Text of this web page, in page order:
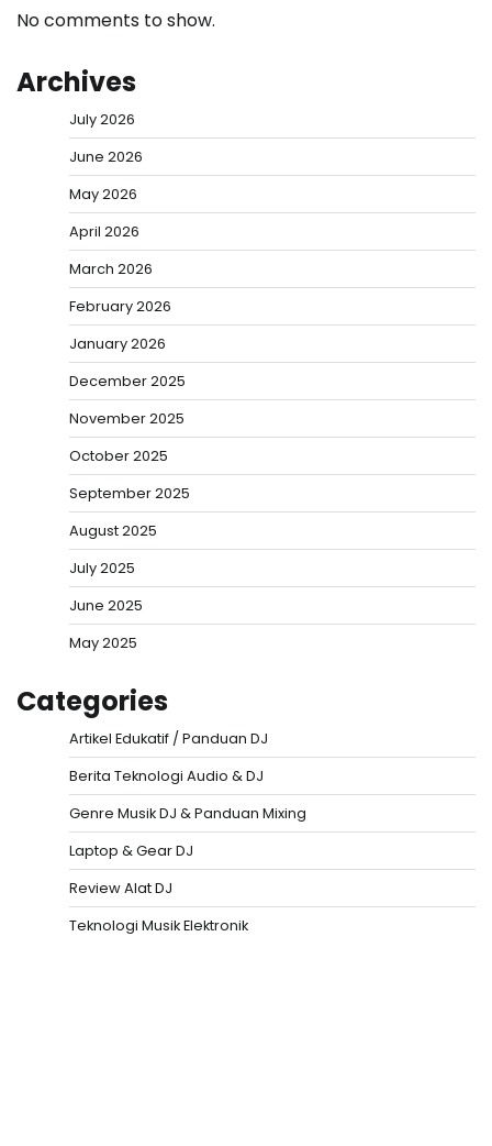
No comments to show.
Archives
July 2026
June 2026
May 2026
April 2026
March 2026
February 2026
January 2026
December 2025
November 2025
October 2025
September 2025
August 2025
July 2025
June 2025
May 2025
Categories
Artikel Edukatif / Panduan DJ
Berita Teknologi Audio & DJ
Genre Musik DJ & Panduan Mixing
Laptop & Gear DJ
Review Alat DJ
Teknologi Musik Elektronik